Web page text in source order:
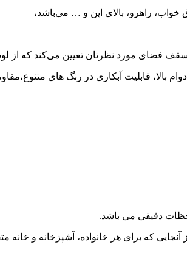
راهرو، بالای اپن و … می‌باشد،
مورد نظرتان تعیین می‌کند که از
بالا، قابلیت آبکاری در رنگ های
دقیقی می باشد.
که برای هر خانواده، آشپزخانه و خانه